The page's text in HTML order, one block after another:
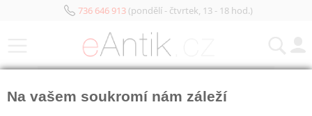
736 646 913(pondělí - čtvrtek, 13 - 18 hod.)
Na vašem soukromí nám záleží